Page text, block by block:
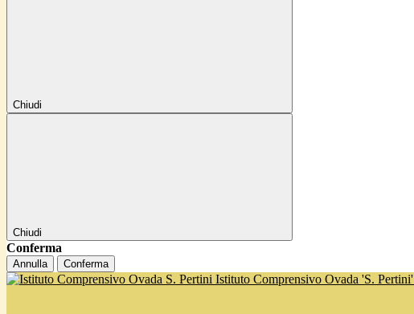
Chiudi
Chiudi
Conferma
Annulla Conferma
Istituto Comprensivo Ovada 'S. Pertini'